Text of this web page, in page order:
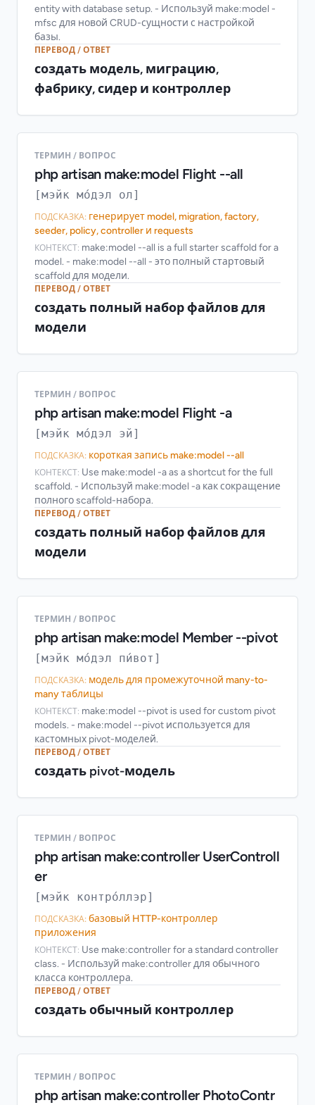
entity with database setup. - Используй make:model -
mfsc для новой CRUD-сущности с настройкой
базы.
ПЕРЕВОД / ОТВЕТ
создать модель, миграцию,
фабрику, сидер и контроллер
ТЕРМИН / ВОПРОС
php artisan make:model Flight --all
[мэйк мо́дэл ол]
ПОДСКАЗКА: генерирует model, migration, factory,
seeder, policy, controller и requests
КОНТЕКСТ: make:model --all is a full starter scaffold for a
model. - make:model --all - это полный стартовый
scaffold для модели.
ПЕРЕВОД / ОТВЕТ
создать полный набор файлов для
модели
ТЕРМИН / ВОПРОС
php artisan make:model Flight -a
[мэйк мо́дэл эй]
ПОДСКАЗКА: короткая запись make:model --all
КОНТЕКСТ: Use make:model -a as a shortcut for the full
scaffold. - Используй make:model -a как сокращение
полного scaffold-набора.
ПЕРЕВОД / ОТВЕТ
создать полный набор файлов для
модели
ТЕРМИН / ВОПРОС
php artisan make:model Member --pivot
[мэйк мо́дэл пи́вот]
ПОДСКАЗКА: модель для промежуточной many-to-
many таблицы
КОНТЕКСТ: make:model --pivot is used for custom pivot
models. - make:model --pivot используется для
кастомных pivot-моделей.
ПЕРЕВОД / ОТВЕТ
создать pivot-модель
ТЕРМИН / ВОПРОС
php artisan make:controller UserControll
er
[мэйк контро́ллэр]
ПОДСКАЗКА: базовый HTTP-контроллер
приложения
КОНТЕКСТ: Use make:controller for a standard controller
class. - Используй make:controller для обычного
класса контроллера.
ПЕРЕВОД / ОТВЕТ
создать обычный контроллер
ТЕРМИН / ВОПРОС
php artisan make:controller PhotoContr